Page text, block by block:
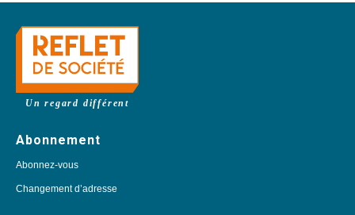
Un regard différent
Abonnement
Abonnez-vous
Changement d’adresse